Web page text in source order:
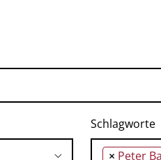
Schlagworte
× Peter